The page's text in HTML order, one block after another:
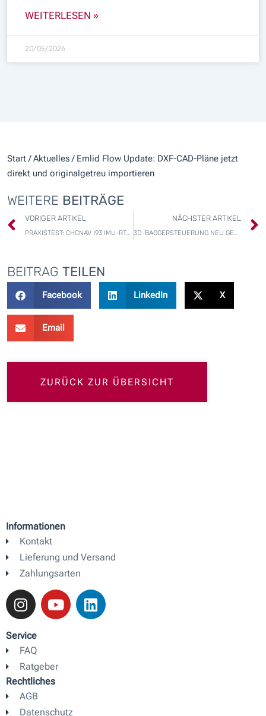
WEITERLESEN »
20/05/2026
Start/Aktuelles/ Emlid Flow Update: DXF-CAD-Pläne jetzt
direkt und originalgetreu importieren
WEITERE BEITRÄGE
Zurück
VORIGER ARTIKEL
PRAXISTEST: CHCNAV I93 IMU-RTK GNSS EMPFÄNGER
NÄCHSTER ARTIKEL
3D-BAGGERSTEUERUNG NEU GEDACHT – MIT CHCNAV EASYNAV & MCNAV BEI MESSPROFISERVICE
BEITRAG TEILEN
Facebook LinkedIn X
Email
ZURÜCK ZUR ÜBERSICHT
Informationen
Kontakt
Lieferung und Versand
Zahlungsarten
I
n
s
t
a
g
r
a
m
Y
o
u
b
e
L
i
n
Service
FAQ
Ratgeber
Rechtliches
AGB
Datenschutz